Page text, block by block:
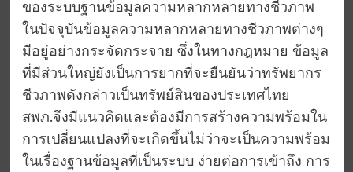
ของระบบฐานข้อมูลความหลากหลายทางชีวภาพ
ในปัจจุบันข้อมูลความหลากหลายทางชีวภาพต่างๆ
มีอยู่อย่างกระจัดกระจาย ซึ่งในทางกฎหมาย ข้อมูล
ที่มีส่วนใหญ่ยังเป็นการยากที่จะยืนยันว่าทรัพยากร
ชีวภาพดังกล่าวเป็นทรัพย์สินของประเทศไทย
สพภ.จึงมีแนวคิดและต้องมีการสร้างความพร้อมใน
การเปลี่ยนแปลงที่จะเกิดขึ้นไม่ว่าจะเป็นความพร้อม
ในเรื่องฐานข้อมูลที่เป็นระบบ ง่ายต่อการเข้าถึง การ